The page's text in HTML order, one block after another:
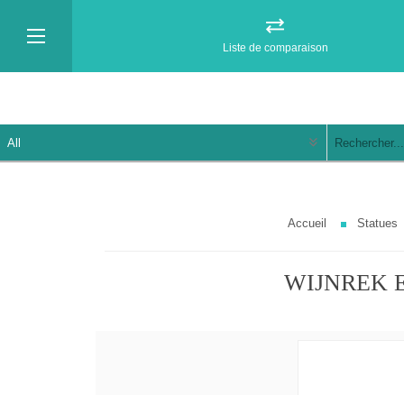
Liste de comparaison
Accueil Statues
WIJNREK